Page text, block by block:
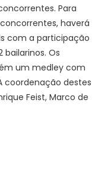
Para
haverá
com a participação
bailarinos. Os
um medley com
coordenação destes
Feist, Marco de